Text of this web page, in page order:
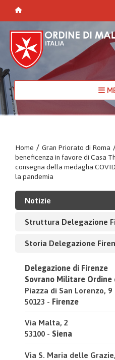
Home / Gran Priorato di Roma
beneficenza in favore di Casa
consegna della medaglia
la pandemia
Notizie
Struttura Delegazione
Storia Delegazione
Delegazione di Firenze
Sovrano Militare Ordine
Piazza di San Lorenzo, 9
50123 - Firenze
Via Malta, 2
53100 - Siena
Via S. Maria delle